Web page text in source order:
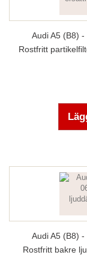
Audi A5 (B8)
Rostfritt
Audi A5 (B8)
Rostfritt bakre